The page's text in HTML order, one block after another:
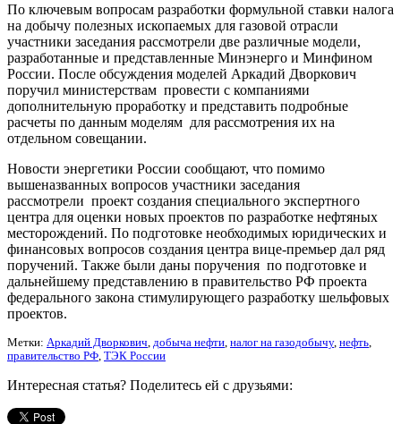
По ключевым вопросам разработки формульной ставки налога
на добычу полезных ископаемых для газовой отрасли
участники заседания рассмотрели две различные модели,
разработанные и представленные Минэнерго и Минфином
России. После обсуждения моделей Аркадий Дворкович
поручил министерствам провести с компаниями
дополнительную проработку и представить подробные
расчеты по данным моделям для рассмотрения их на
отдельном совещании.
Новости энергетики России сообщают, что помимо
вышеназванных вопросов участники заседания
рассмотрели проект создания специального экспертного
центра для оценки новых проектов по разработке нефтяных
месторождений. По подготовке необходимых юридических и
финансовых вопросов создания центра вице-премьер дал ряд
поручений. Также были даны поручения по подготовке и
дальнейшему представлению в правительство РФ проекта
федерального закона стимулирующего разработку шельфовых
проектов.
Метки: Аркадий Дворкович, добыча нефти, налог на газодобычу, нефть,
правительство РФ, ТЭК России
Интересная статья? Поделитесь ей с друзьями: